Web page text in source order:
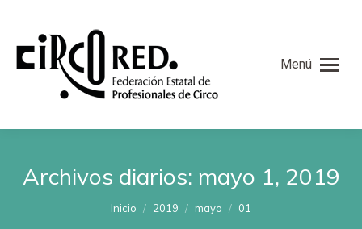
Menú
Archivos diarios: mayo 1, 2019
Estás aquí:
Inicio 2019 mayo 01